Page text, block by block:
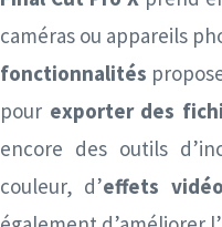
caméras ou appareils
fonctionnalités
pour exporter des
encore des outils
couleur, d’effets vidéo